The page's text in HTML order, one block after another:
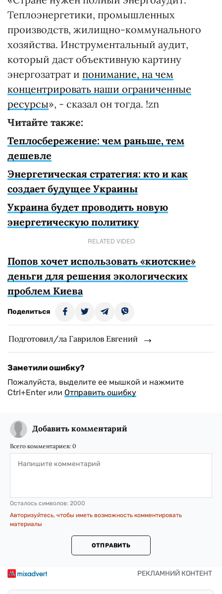
Теплоэнергетики, промышленных
производств, жилищно-коммунального
хозяйства. Инструментальный аудит,
который даст объективную картину
энергозатрат и понимание, на чем
концентрировать наши ограниченные
ресурсы», - сказал он тогда. !zn
Читайте также:
Теплосбережение: чем раньше, тем
дешевле
Энергетическая стратегия: кто и как
создает будущее Украины
Украина будет проводить новую
энергетическую политику
RELATED VIDEO
Попов хочет использовать «киотские»
деньги для решения экологических
проблем Киева
Поделиться
Подготовил/ла Гаврилов Евгений
Заметили ошибку?
Пожалуйста, выделите ее мышкой и нажмите
Ctrl+Enter или Отправить ошибку
Добавить комментарий
Всего комментариев: 0
Осталось символов: 2000
Авторизуйтесь, чтобы иметь возможность комментировать
материалы
ОТПРАВИТЬ